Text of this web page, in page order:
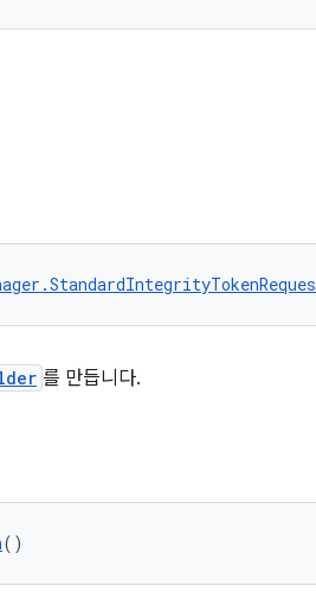
를 만듭니다.
()